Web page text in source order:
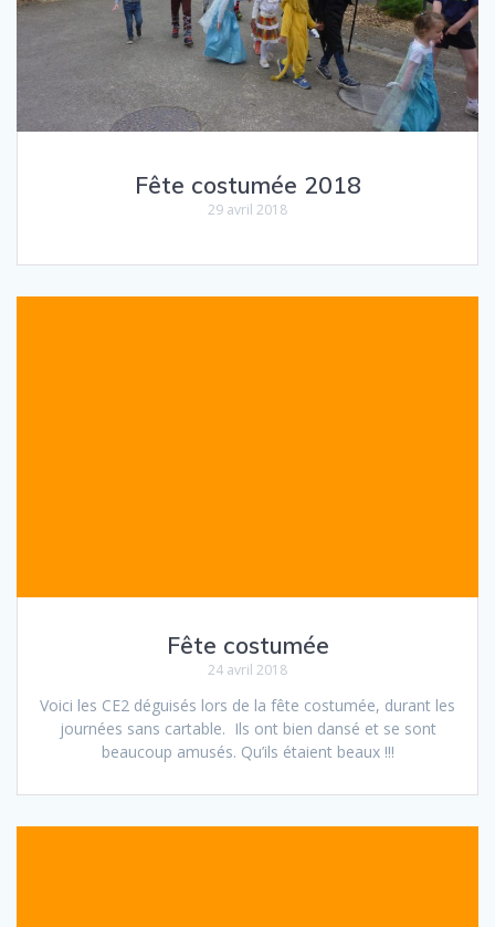
Fête costumée 2018
29 avril 2018
Fête costumée
24 avril 2018
Voici les CE2 déguisés lors de la fête costumée, durant les
journées sans cartable. Ils ont bien dansé et se sont
beaucoup amusés. Qu’ils étaient beaux !!!